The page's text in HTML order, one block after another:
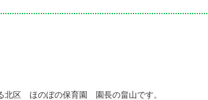
北区 ほのぼの保育園 園長の畠山です。